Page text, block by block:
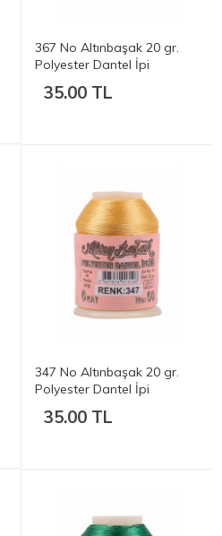
367 No Altınbaşak 20 gr.
Polyester Dantel İpi
35.00 TL
347 No Altınbaşak 20 gr.
Polyester Dantel İpi
35.00 TL